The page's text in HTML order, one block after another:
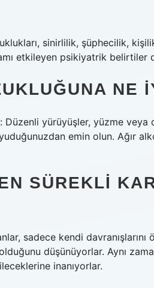
sinirlilik, şüphecilik,
etkileyen psikiyatrik belirtiler
NE
Düzenli yürüyüşler, yüzme
emin olun. Ağır
SÜREKLI
sadece kendi
düşünüyorlar. Aynı
inanıyorlar.